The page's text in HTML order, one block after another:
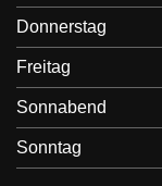
Donnerstag
Freitag
Sonnabend
Sonntag